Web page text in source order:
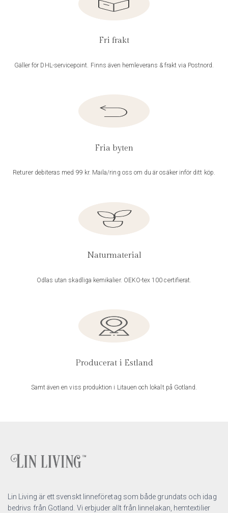
Fri frakt
Gäller för DHL-servicepoint. Finns även hemleverans & frakt via Postnord.
Fria byten
Returer debiteras med 99 kr. Maila/ring oss om du är osäker inför ditt köp.
Naturmaterial
Odlas utan skadliga kemikalier. OEKO-tex 100 certifierat.
Producerat i Estland
Samt även en viss produktion i Litauen och lokalt på Gotland.
Lin Living är ett svenskt linneföretag som både grundats och idag
bedrivs från Gotland. Vi erbjuder allt från linnelakan, hemtextilier